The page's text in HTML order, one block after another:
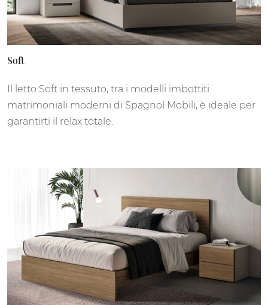
Soft
Il letto Soft in tessuto, tra i modelli imbottiti
matrimoniali moderni di Spagnol Mobili, è ideale per
garantirti il relax totale.